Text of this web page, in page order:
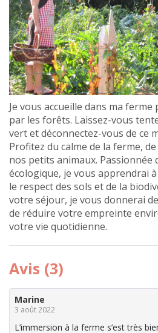
Je vous accueille dans ma
par les forêts. Laissez-vous
vert et déconnectez-vous de ce
Profitez du calme de la ferme,
nos petits animaux. Passionnée
écologique, je vous apprendrai
le respect des sols et de la
votre séjour, je vous donnerai
de réduire votre empreinte
votre vie quotidienne.
Avis (3)
Marine
3 août 2022
L’immersion à la ferme s’est très